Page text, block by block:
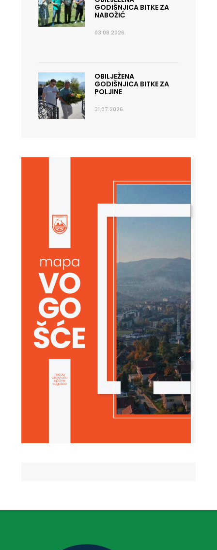
GODIŠNJICA BITKE ZA
NABOŽIĆ
03.08.2026.
OBILJEŽENA
GODIŠNJICA BITKE ZA
POLJINE
31.07.2026.